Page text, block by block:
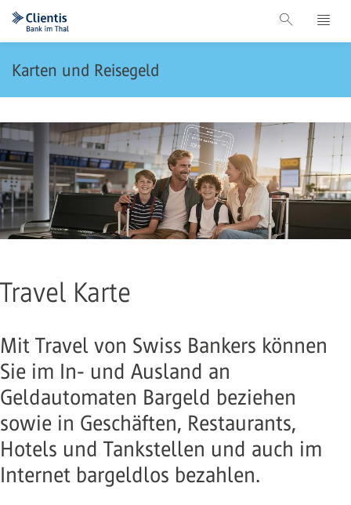
Karten und Reisegeld
Travel Karte
Mit Travel von Swiss Bankers können
Sie im In- und Ausland an
Geldautomaten Bargeld beziehen
sowie in Geschäften, Restaurants,
Hotels und Tankstellen und auch im
Internet bargeldlos bezahlen.